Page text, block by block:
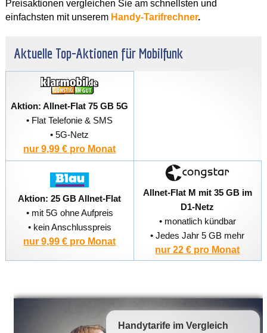
Preisaktionen vergleichen Sie am schnellsten und
einfachsten mit unserem Handy-Tarifrechner.
Aktuelle Top-Aktionen für Mobilfunk
Aktion: Allnet-Flat 75 GB 5G
• Flat Telefonie & SMS
• 5G-Netz
nur 9,99 € pro Monat
Aktion: 25 GB Allnet-Flat
• mit 5G ohne Aufpreis
• kein Anschlusspreis
nur 9,99 € pro Monat
Allnet-Flat M mit 35 GB im
D1-Netz
• monatlich kündbar
• Jedes Jahr 5 GB mehr
nur 22 € pro Monat
Handytarife im Vergleich